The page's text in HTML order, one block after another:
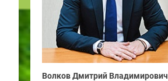
Волков Дмитрий Владимирович